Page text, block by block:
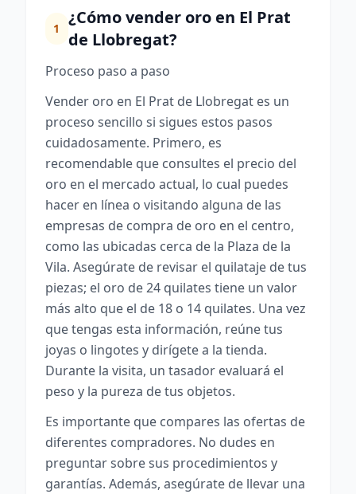
1
¿Cómo vender oro en El Prat
de Llobregat?
Proceso paso a paso
Vender oro en El Prat de Llobregat es un
proceso sencillo si sigues estos pasos
cuidadosamente. Primero, es
recomendable que consultes el precio del
oro en el mercado actual, lo cual puedes
hacer en línea o visitando alguna de las
empresas de compra de oro en el centro,
como las ubicadas cerca de la Plaza de la
Vila. Asegúrate de revisar el quilataje de tus
piezas; el oro de 24 quilates tiene un valor
más alto que el de 18 o 14 quilates. Una vez
que tengas esta información, reúne tus
joyas o lingotes y dirígete a la tienda.
Durante la visita, un tasador evaluará el
peso y la pureza de tus objetos.
Es importante que compares las ofertas de
diferentes compradores. No dudes en
preguntar sobre sus procedimientos y
garantías. Además, asegúrate de llevar una